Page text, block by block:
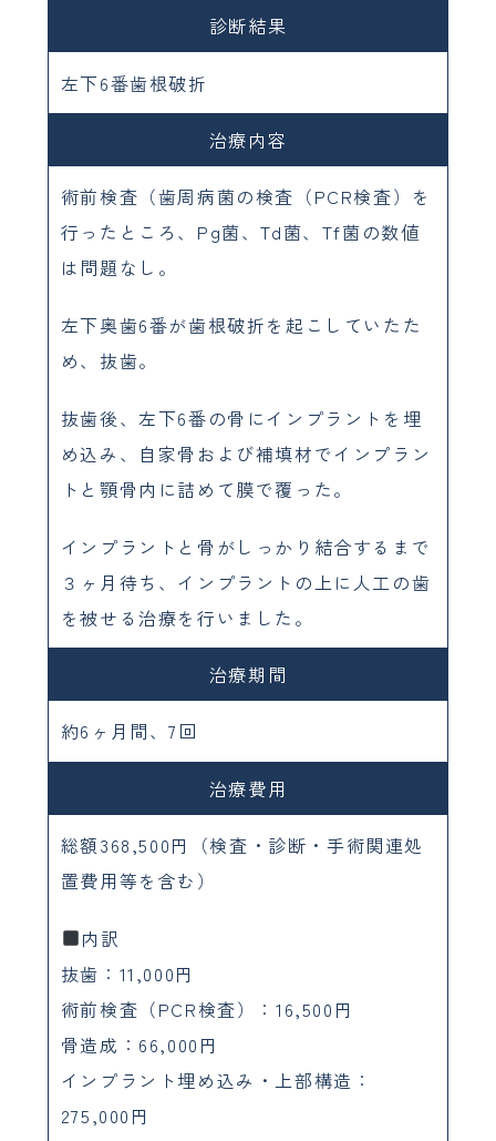
診断結果
左下6番歯根破折
治療内容
術前検査（歯周病菌の検査（PCR検査）を
行ったところ、Pg菌、Td菌、Tf菌の数値
は問題なし。
左下奥歯6番が歯根破折を起こしていたた
め、抜歯。
抜歯後、左下6番の骨にインプラントを埋
め込み、自家骨および補填材でインプラン
トと顎骨内に詰めて膜で覆った。
インプラントと骨がしっかり結合するまで
３ヶ月待ち、インプラントの上に人工の歯
を被せる治療を行いました。
治療期間
約6ヶ月間、7回
治療費用
総額368,500円（検査・診断・手術関連処
置費用等を含む）
内訳
抜歯：11,000円
術前検査（PCR検査）：16,500円
骨造成：66,000円
インプラント埋め込み・上部構造：
275,000円